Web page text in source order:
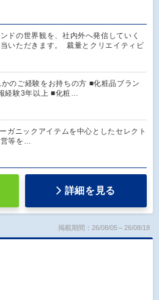
ドの世界観を、社内外へ発信していく
いただきます。 裁量とクリエイティビ
のご経験をお持ちの方 ■化粧品ブラン
経験3年以上 ■化粧…
ガニックアイテムを中心としたセレクト
営等を…
詳細を見る
掲載期間：26/08/05～26/08/18